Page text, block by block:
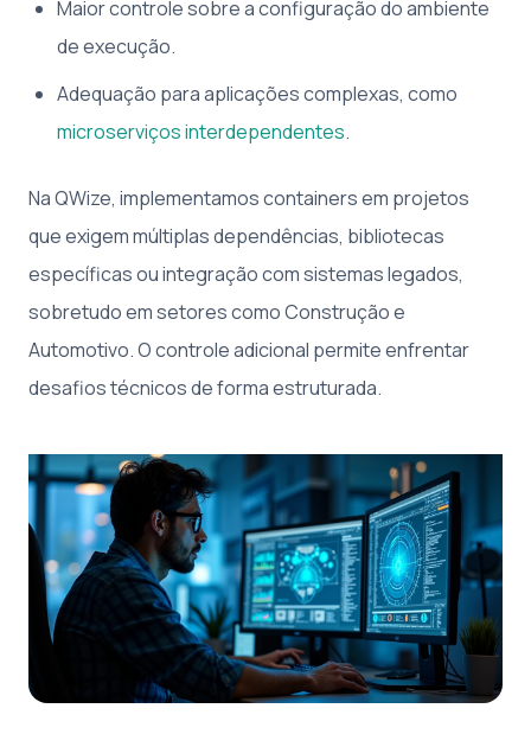
Maior controle sobre a configuração do ambiente
de execução.
Adequação para aplicações complexas, como
microserviços interdependentes.
Na QWize, implementamos containers em projetos
que exigem múltiplas dependências, bibliotecas
específicas ou integração com sistemas legados,
sobretudo em setores como Construção e
Automotivo. O controle adicional permite enfrentar
desafios técnicos de forma estruturada.